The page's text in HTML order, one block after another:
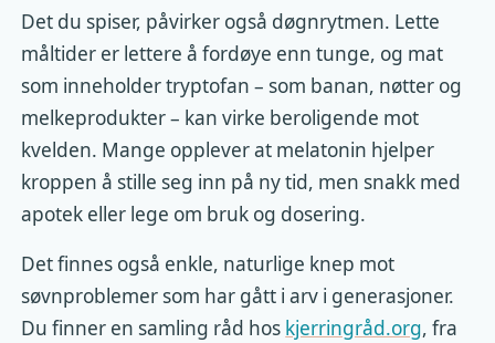
Det du spiser, påvirker også døgnrytmen. Lette
måltider er lettere å fordøye enn tunge, og mat
som inneholder tryptofan – som banan, nøtter og
melkeprodukter – kan virke beroligende mot
kvelden. Mange opplever at melatonin hjelper
kroppen å stille seg inn på ny tid, men snakk med
apotek eller lege om bruk og dosering.
Det finnes også enkle, naturlige knep mot
søvnproblemer som har gått i arv i generasjoner.
Du finner en samling råd hos kjerringråd.org, fra